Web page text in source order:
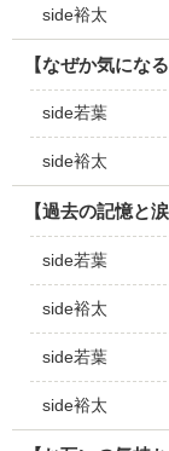
side裕太
【なぜか気になる
side若葉
side裕太
【過去の記憶と
side若葉
side裕太
side若葉
side裕太